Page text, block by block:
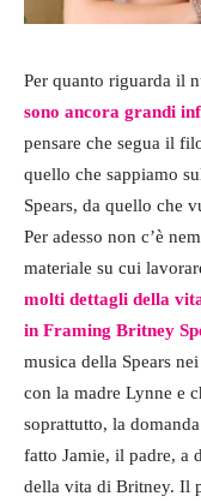
Per quanto riguarda il
sono ancora grandi
pensare che segua il
quello che sappiamo
Spears, da quello che
Per adesso non c’è
materiale su cui
molti dettagli della
in Framing Britney
musica della Spears
con la madre Lynne e
soprattutto, la
fatto Jamie, il padre, a
della vita di Britney. Il